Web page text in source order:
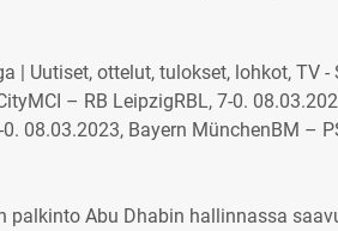
| Uutiset, ottelut, tulokset, lohkot, TV
– RB LeipzigRBL, 7-0.
08.03.2023, Bayern MünchenBM –
palkinto Abu Dhabin hallinnassa